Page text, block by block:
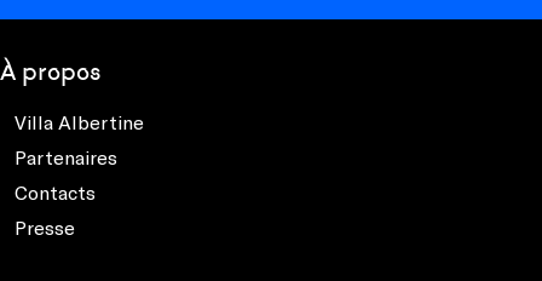
À propos
Villa Albertine
Partenaires
Contacts
Presse